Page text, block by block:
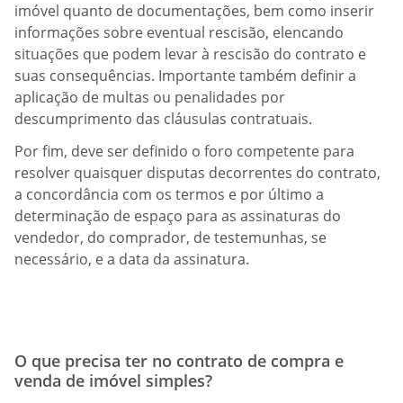
imóvel quanto de documentações, bem como inserir
informações sobre eventual rescisão, elencando
situações que podem levar à rescisão do contrato e
suas consequências. Importante também definir a
aplicação de multas ou penalidades por
descumprimento das cláusulas contratuais.
Por fim, deve ser definido o foro competente para
resolver quaisquer disputas decorrentes do contrato,
a concordância com os termos e por último a
determinação de espaço para as assinaturas do
vendedor, do comprador, de testemunhas, se
necessário, e a data da assinatura.
O que precisa ter no contrato de compra e
venda de imóvel simples?